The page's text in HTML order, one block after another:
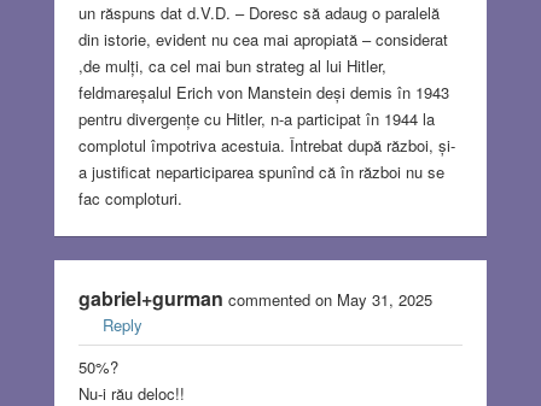
un răspuns dat d.V.D. – Doresc să adaug o paralelă
din istorie, evident nu cea mai apropiată – considerat
,de mulți, ca cel mai bun strateg al lui Hitler,
feldmareșalul Erich von Manstein deși demis în 1943
pentru divergențe cu Hitler, n-a participat în 1944 la
complotul împotriva acestuia. Întrebat după război, și-
a justificat neparticiparea spunînd că în război nu se
fac comploturi.
gabriel+gurman commented on May 31, 2025
Reply
50%?
Nu-i rău deloc!!